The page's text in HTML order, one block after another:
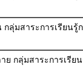
ลุ่มสาระการเรียนรู้
ย กลุ่มสาระการเรีย